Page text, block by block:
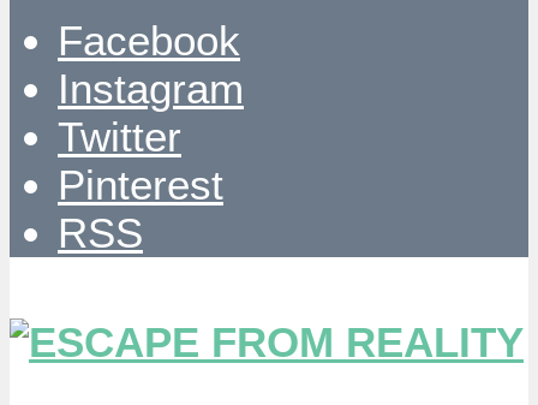
Facebook
Instagram
Twitter
Pinterest
RSS